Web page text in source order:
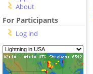
About
For Participants
Log ind